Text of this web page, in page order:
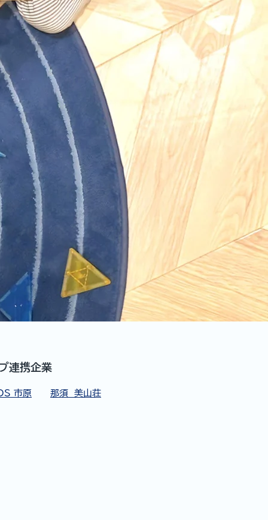
連携企業
市原 那須 美山荘